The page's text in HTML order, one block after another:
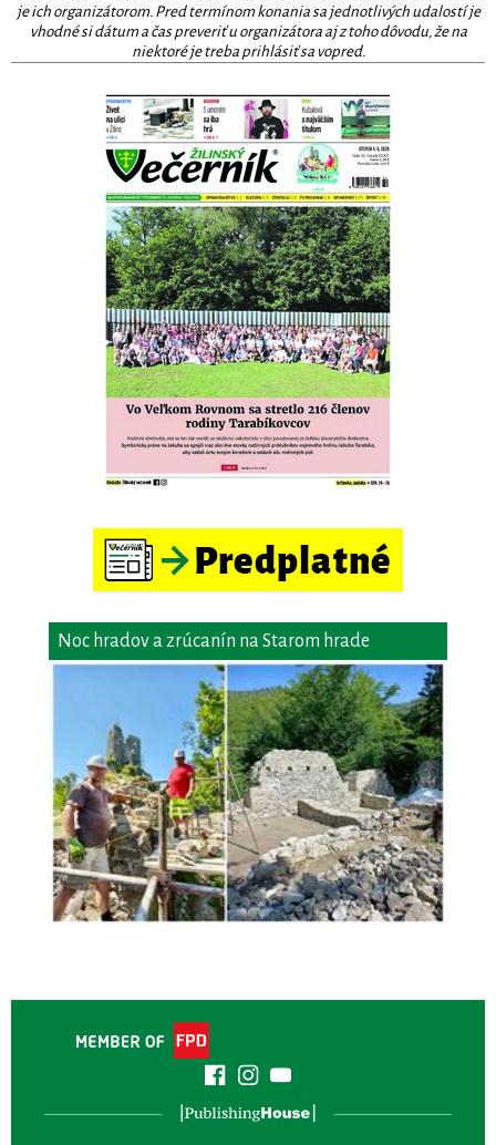
je ich organizátorom. Pred termínom konania sa jednotlivých udalostí je
vhodné si dátum a čas preveriť u organizátora aj z toho dôvodu, že na
niektoré je treba prihlásiť sa vopred.
Noc hradov a zrúcanín na Starom hrade